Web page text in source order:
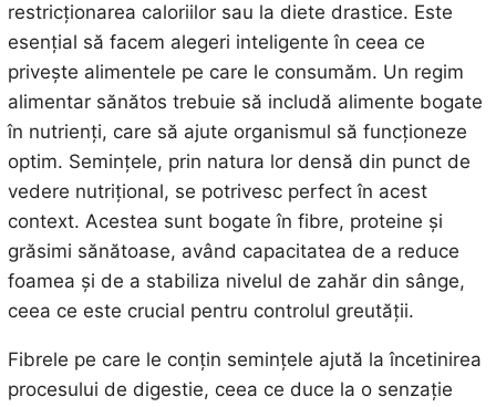
restricționarea caloriilor sau la diete drastice. Este
esențial să facem alegeri inteligente în ceea ce
privește alimentele pe care le consumăm. Un regim
alimentar sănătos trebuie să includă alimente bogate
în nutrienți, care să ajute organismul să funcționeze
optim. Semințele, prin natura lor densă din punct de
vedere nutrițional, se potrivesc perfect în acest
context. Acestea sunt bogate în fibre, proteine și
grăsimi sănătoase, având capacitatea de a reduce
foamea și de a stabiliza nivelul de zahăr din sânge,
ceea ce este crucial pentru controlul greutății.
Fibrele pe care le conțin semințele ajută la încetinirea
procesului de digestie, ceea ce duce la o senzație